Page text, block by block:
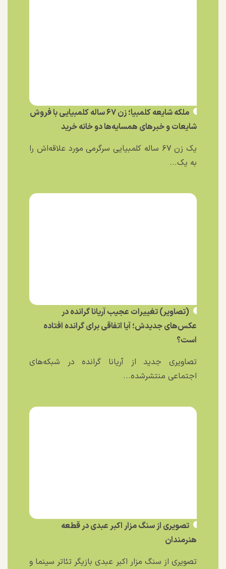
ملکه شایعه کلمبیا؛ زن ۶۷ ساله کلمبیایی با فروش
شایعات و خبر‌های همسایه‌ها دو خانه خرید
یک زن ۶۷ ساله کلمبیایی سرگرمی مورد علاقه‌اش را
به یک...
(تصاویر) تغییرات عجیب آریانا گرانده در
عکس‌های جدیدش؛ آیا اتفاقی برای گرانده افتاده
است؟
تصاویری جدید از آریانا گرانده در شبکه‌های
اجتماعی منتشرشده...
تصویری از سنگ مزار اکبر عبدی در قطعه
هنرمندان
تصویری از سنگ مزار اکبر عبدی بازیگر تئاتر سینما و